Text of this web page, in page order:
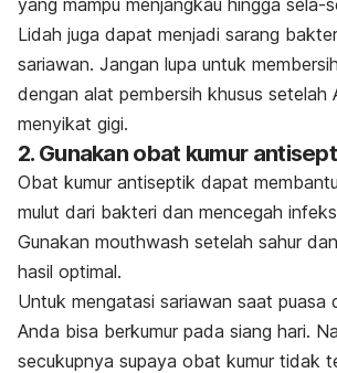
Lidah juga dapat menjadi sarang
sariawan. Jangan lupa untuk
dengan alat pembersih khusus setelah
menyikat gigi.
2. Gunakan obat kumur
Obat kumur antiseptik dapat
mulut dari bakteri dan mencegah
Gunakan mouthwash setelah sahur
hasil optimal.
Untuk mengatasi sariawan saat puasa
Anda bisa berkumur pada siang hari.
secukupnya supaya obat kumur tidak